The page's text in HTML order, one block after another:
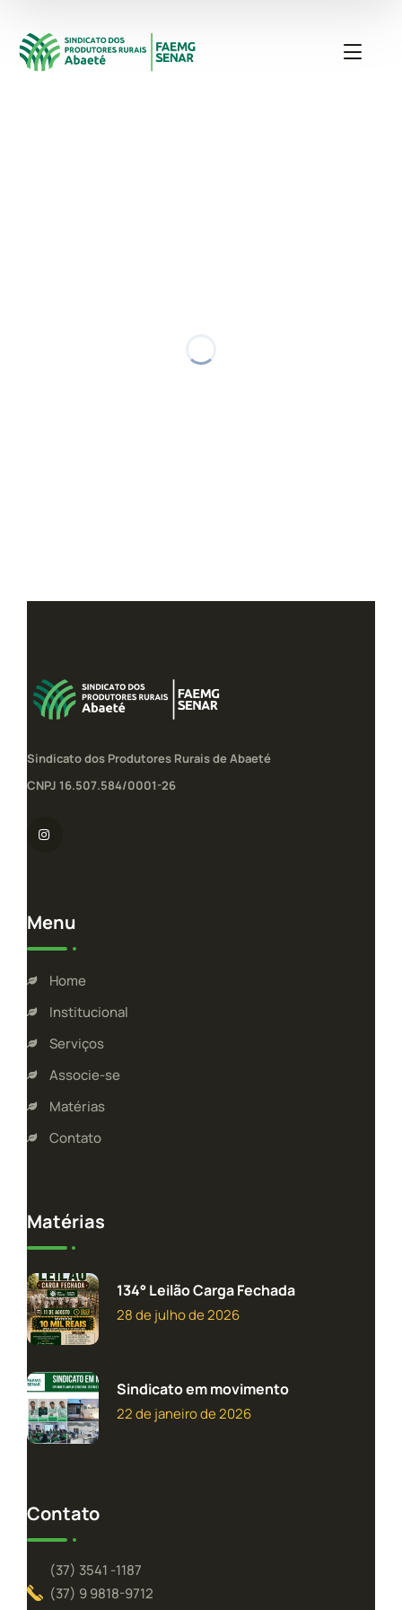
Sindicato dos Produtores Rurais de Abaeté
CNPJ 16.507.584/0001-26
Menu
Home
Institucional
Serviços
Associe-se
Matérias
Contato
Matérias
134° Leilão Carga Fechada
28 de julho de 2026
Sindicato em movimento
22 de janeiro de 2026
Contato
(37) 3541 -1187
(37) 9 9818-9712